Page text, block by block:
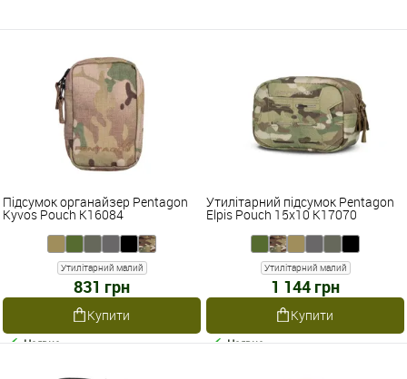
Підсумок органайзер Pentagon
Kyvos Pouch K16084
Утилітарний малий
831 грн
Купити
Наявне
Утилітарний підсумок Pentagon
Elpis Pouch 15x10 K17070
Утилітарний малий
1 144 грн
Купити
Наявне